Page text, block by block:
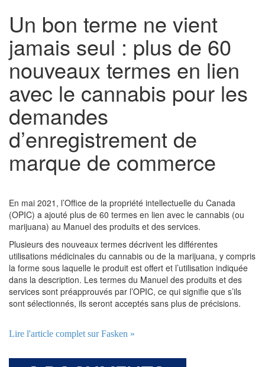
Un bon terme ne vient
jamais seul : plus de 60
nouveaux termes en lien
avec le cannabis pour les
demandes
d’enregistrement de
marque de commerce
En mai 2021, l’Office de la propriété intellectuelle du Canada
(OPIC) a ajouté plus de 60 termes en lien avec le cannabis (ou
marijuana) au Manuel des produits et des services.
Plusieurs des nouveaux termes décrivent les différentes
utilisations médicinales du cannabis ou de la marijuana, y compris
la forme sous laquelle le produit est offert et l’utilisation indiquée
dans la description. Les termes du Manuel des produits et des
services sont préapprouvés par l’OPIC, ce qui signifie que s’ils
sont sélectionnés, ils seront acceptés sans plus de précisions.
Lire l'article complet sur Fasken »